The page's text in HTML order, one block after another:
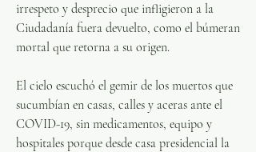
irrespeto y desprecio que infligieron a la
Ciudadanía fuera devuelto, como el búmeran
mortal que retorna a su origen.
El cielo escuchó el gemir de los muertos que
sucumbían en casas, calles y aceras ante el
COVID-19, sin medicamentos, equipo y
hospitales porque desde casa presidencial la